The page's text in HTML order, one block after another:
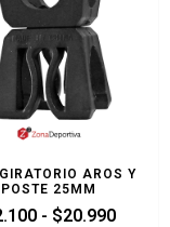
AROS Y
POSTE 25MM
- $20.990